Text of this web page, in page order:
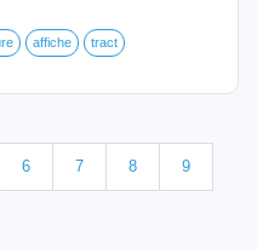
affiche tract
6 7 8 9